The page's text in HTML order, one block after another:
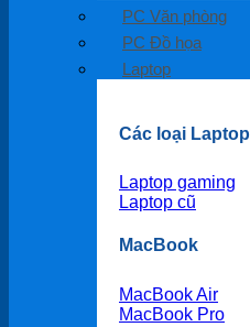
PC Văn phòng
PC Đồ họa
Laptop
Các loại Laptop
Laptop gaming
Laptop cũ
MacBook
MacBook Air
MacBook Pro